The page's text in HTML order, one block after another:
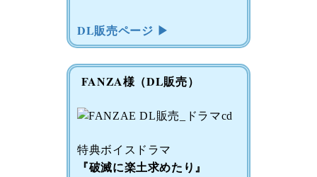
DL販売ページ ▶
FANZA様（DL販売）
特典ボイスドラマ
『破滅に楽土求めたり』